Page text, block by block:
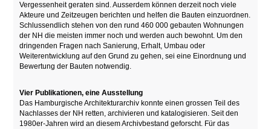
Vergessenheit geraten sind. Ausserdem können derzeit noch viele
Akteure und Zeitzeugen berichten und helfen die Bauten einzuordnen.
Schlussendlich stehen von den rund 460 000 gebauten Wohnungen
der NH die meisten immer noch und werden auch bewohnt. Um den
dringenden Fragen nach Sanierung, Erhalt, Umbau oder
Weiterentwicklung auf den Grund zu gehen, sei eine Einordnung und
Bewertung der Bauten notwendig.
Vier Publikationen, eine Ausstellung
Das Hamburgische Architekturarchiv konnte einen grossen Teil des
Nachlasses der NH retten, archivieren und katalogisieren. Seit den
1980er-Jahren wird an diesem Archivbestand geforscht. Für das